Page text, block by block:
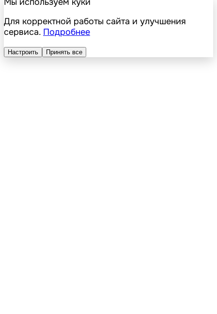
Мы используем куки
Для корректной работы сайта и улучшения
сервиса. Подробнее
Настроить Принять все